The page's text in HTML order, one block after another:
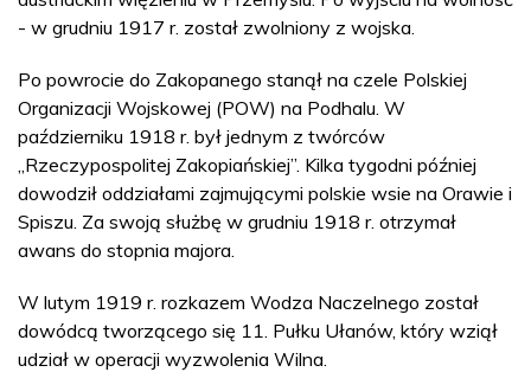
- w grudniu 1917 r. został zwolniony z wojska.
Po powrocie do Zakopanego stanął na czele Polskiej
Organizacji Wojskowej (POW) na Podhalu. W
październiku 1918 r. był jednym z twórców
„Rzeczypospolitej Zakopiańskiej”. Kilka tygodni później
dowodził oddziałami zajmującymi polskie wsie na Orawie i
Spiszu. Za swoją służbę w grudniu 1918 r. otrzymał
awans do stopnia majora.
W lutym 1919 r. rozkazem Wodza Naczelnego został
dowódcą tworzącego się 11. Pułku Ułanów, który wziął
udział w operacji wyzwolenia Wilna.